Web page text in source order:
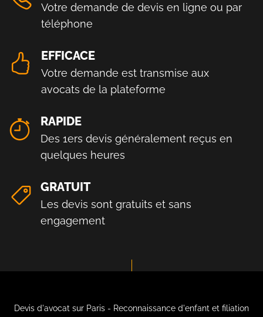
Votre demande de devis en ligne ou par
téléphone
EFFICACE
Votre demande est transmise aux
avocats de la plateforme
RAPIDE
Des 1ers devis généralement reçus en
quelques heures
GRATUIT
Les devis sont gratuits et sans
engagement
Devis d'avocat sur Paris - Reconnaissance d'enfant et filiation